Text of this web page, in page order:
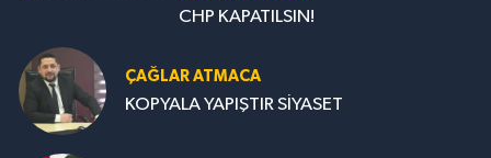
CHP KAPATILSIN!
ÇAĞLAR ATMACA
KOPYALA YAPIŞTIR SİYASET